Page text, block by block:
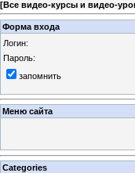
[Все видео-курсы и видео-
Форма входа
Логин:
Пароль:
запомнить
Меню сайта
Categories